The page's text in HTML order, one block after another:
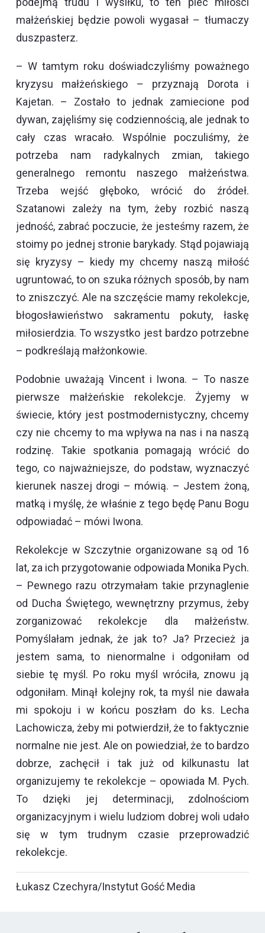
małżeńskiej będzie powoli wygasał – tłumaczy
duszpasterz.
– W tamtym roku doświadczyliśmy poważnego
kryzysu małżeńskiego – przyznają Dorota i
Kajetan. – Zostało to jednak zamiecione pod
dywan, zajęliśmy się codziennością, ale jednak to
cały czas wracało. Wspólnie poczuliśmy, że
potrzeba nam radykalnych zmian, takiego
generalnego remontu naszego małżeństwa.
Trzeba wejść głęboko, wrócić do źródeł.
Szatanowi zależy na tym, żeby rozbić naszą
jedność, zabrać poczucie, że jesteśmy razem, że
stoimy po jednej stronie barykady. Stąd pojawiają
się kryzysy – kiedy my chcemy naszą miłość
ugruntować, to on szuka różnych sposób, by nam
to zniszczyć. Ale na szczęście mamy rekolekcje,
błogosławieństwo sakramentu pokuty, łaskę
miłosierdzia. To wszystko jest bardzo potrzebne
– podkreślają małżonkowie.
Podobnie uważają Vincent i Iwona. – To nasze
pierwsze małżeńskie rekolekcje. Żyjemy w
świecie, który jest postmodernistyczny, chcemy
czy nie chcemy to ma wpływa na nas i na naszą
rodzinę. Takie spotkania pomagają wrócić do
tego, co najważniejsze, do podstaw, wyznaczyć
kierunek naszej drogi – mówią. – Jestem żoną,
matką i myślę, że właśnie z tego będę Panu Bogu
odpowiadać – mówi Iwona.
Rekolekcje w Szczytnie organizowane są od 16
lat, za ich przygotowanie odpowiada Monika Pych.
– Pewnego razu otrzymałam takie przynaglenie
od Ducha Świętego, wewnętrzny przymus, żeby
zorganizować rekolekcje dla małżeństw.
Pomyślałam jednak, że jak to? Ja? Przecież ja
jestem sama, to nienormalne i odgoniłam od
siebie tę myśl. Po roku myśl wróciła, znowu ją
odgoniłam. Minął kolejny rok, ta myśl nie dawała
mi spokoju i w końcu poszłam do ks. Lecha
Lachowicza, żeby mi potwierdził, że to faktycznie
normalne nie jest. Ale on powiedział, że to bardzo
dobrze, zachęcił i tak już od kilkunastu lat
organizujemy te rekolekcje – opowiada M. Pych.
To dzięki jej determinacji, zdolnościom
organizacyjnym i wielu ludziom dobrej woli udało
się w tym trudnym czasie przeprowadzić
rekolekcje.
Łukasz Czechyra/Instytut Gość Media